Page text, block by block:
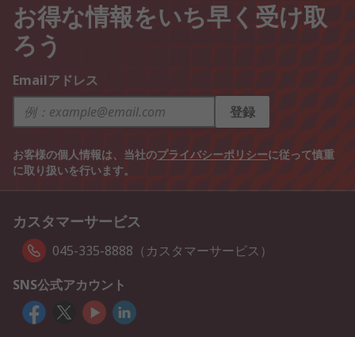
お得な情報をいち早く受け取
ろう
Emailアドレス
登録
お客様の個人情報は、当社のプライバシーポリシーに従って慎重
に取り扱いを行います。
カスタマーサービス
045-335-8888（カスタマーサービス）
SNS公式アカウント